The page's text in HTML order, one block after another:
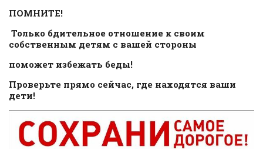
ПОМНИТЕ!
Только бдительное отношение к своим
собственным детям с вашей стороны
поможет избежать беды!
Проверьте прямо сейчас, где находятся ваши
дети!